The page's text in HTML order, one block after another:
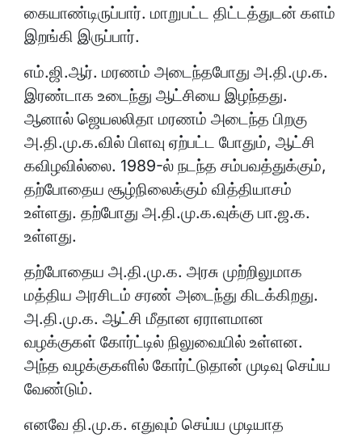
கையாண்டிருப்பார். மாறுபட்ட திட்டத்துடன் களம்
இறங்கி இருப்பார்.
எம்.ஜி.ஆர். மரணம் அடைந்தபோது அ.தி.மு.க.
இரண்டாக உடைந்து ஆட்சியை இழந்தது.
ஆனால் ஜெயலலிதா மரணம் அடைந்த பிறகு
அ.தி.மு.க.வில் பிளவு ஏற்பட்ட போதும், ஆட்சி
கவிழவில்லை. 1989-ல் நடந்த சம்பவத்துக்கும்,
தற்போதைய சூழ்நிலைக்கும் வித்தியாசம்
உள்ளது. தற்போது அ.தி.மு.க.வுக்கு பா.ஜ.க.
உள்ளது.
தற்போதைய அ.தி.மு.க. அரசு முற்றிலுமாக
மத்திய அரசிடம் சரண் அடைந்து கிடக்கிறது.
அ.தி.மு.க. ஆட்சி மீதான ஏராளமான
வழக்குகள் கோர்ட்டில் நிலுவையில் உள்ளன.
அந்த வழக்குகளில் கோர்ட்டுதான் முடிவு செய்ய
வேண்டும்.
எனவே தி.மு.க. எதுவும் செய்ய முடியாத